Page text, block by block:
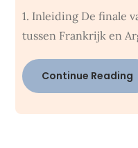
1. Inleiding De finale
tussen Frankrijk en
Continue Reading